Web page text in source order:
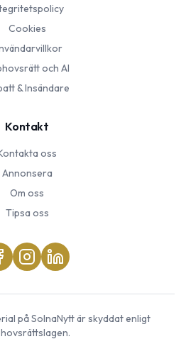
Cookies
och AI
& Insändare
Kontakt
oss
Annonsera
Om oss
Tipsa oss
påSolnaNyttär skyddat enligt